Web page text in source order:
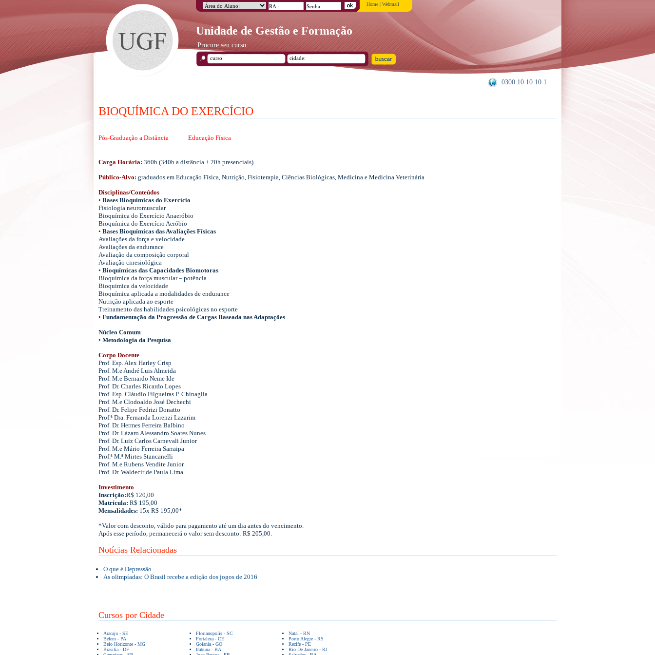
Unidade de Gestão e Formação
Home | Webmail
Procure seu curso:
0300 10 10 10 1
BIOQUÍMICA DO EXERCÍCIO
Pós-Graduação a Distância Educação Física
Carga Horária: 360h (340h a distância + 20h presenciais)
Público-Alvo: graduados em Educação Física, Nutrição, Fisioterapia, Ciências Biológicas, Medicina e Medicina Veterinária
Disciplinas/Conteúdos
• Bases Bioquímicas do Exercício
Fisiologia neuromuscular
Bioquímica do Exercício Anaeróbio
Bioquímica do Exercício Aeróbio
• Bases Bioquímicas das Avaliações Físicas
Avaliações da força e velocidade
Avaliações da endurance
Avaliação da composição corporal
Avaliação cinesiológica
• Bioquímicas das Capacidades Biomotoras
Bioquímica da força muscular – potência
Bioquímica da velocidade
Bioquímica aplicada a modalidades de endurance
Nutrição aplicada ao esporte
Treinamento das habilidades psicológicas no esporte
• Fundamentação da Progressão de Cargas Baseada nas Adaptações
Núcleo Comum
• Metodologia da Pesquisa
Corpo Docente
Prof. Esp. Alex Harley Crisp
Prof. M.e André Luis Almeida
Prof. M.e Bernardo Neme Ide
Prof. Dr. Charles Ricardo Lopes
Prof. Esp. Cláudio Filgueiras P. Chinaglia
Prof. M.e Clodoaldo José Dechechi
Prof. Dr. Felipe Fedrizi Donatto
Prof.ª Dra. Fernanda Lorenzi Lazarim
Prof. Dr. Hermes Ferreira Balbino
Prof. Dr. Lázaro Alessandro Soares Nunes
Prof. Dr. Luiz Carlos Carnevali Junior
Prof. M.e Mário Ferreira Sarraipa
Prof.ª M.ª Mirtes Stancanelli
Prof. M.e Rubens Vendite Junior
Prof. Dr. Waldecir de Paula Lima
Investimento
Inscrição:R$ 120,00
Matrícula: R$ 195,00
Mensalidades: 15x R$ 195,00*
*Valor com desconto, válido para pagamento até um dia antes do vencimento.
Após esse período, permanecerá o valor sem desconto: R$ 205,00.
Notícias Relacionadas
O que é Depressão
As olimpíadas: O Brasil recebe a edição dos jogos de 2016
Cursos por Cidade
Aracaju - SE
Belem - PA
Belo Horizonte - MG
Brasilia - DF
Florianopolis - SC
Fortaleza - CE
Goiania - GO
Itabuna - BA
Natal - RN
Porto Alegre - RS
Recife - PE
Rio De Janeiro - RJ